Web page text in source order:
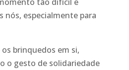
nós, especialmente para
brinquedos em si,
o gesto de solidariedade